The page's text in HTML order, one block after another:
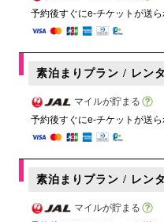
予約後すぐにe-チケットが送
素泊まりプラン / レン
マイルが貯まる
予約後すぐにe-チケットが送
素泊まりプラン / レン
マイルが貯まる